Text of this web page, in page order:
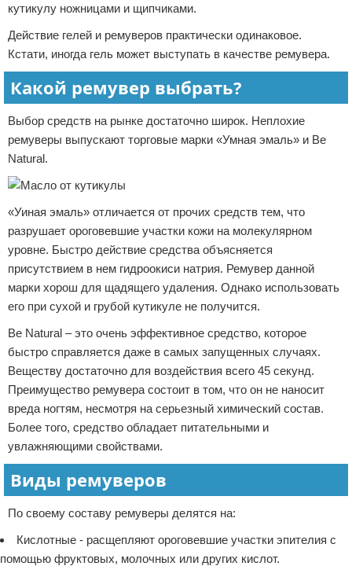
кутикулу ножницами и щипчиками.
Действие гелей и ремуверов практически одинаковое.
Кстати, иногда гель может выступать в качестве ремувера.
Какой ремувер выбрать?
Выбор средств на рынке достаточно широк. Неплохие
ремуверы выпускают торговые марки «Умная эмаль» и Be
Natural.
«Уиная эмаль» отличается от прочих средств тем, что
разрушает ороговевшие участки кожи на молекулярном
уровне. Быстро действие средства объясняется
присутствием в нем гидроокиси натрия. Ремувер данной
марки хорош для щадящего удаления. Однако использовать
его при сухой и грубой кутикуле не получится.
Be Natural – это очень эффективное средство, которое
быстро справляется даже в самых запущенных случаях.
Веществу достаточно для воздействия всего 45 секунд.
Преимущество ремувера состоит в том, что он не наносит
вреда ногтям, несмотря на серьезный химический состав.
Более того, средство обладает питательными и
увлажняющими свойствами.
Виды ремуверов
По своему составу ремуверы делятся на:
Кислотные - расщепляют ороговевшие участки эпителия с
помощью фруктовых, молочных или других кислот.